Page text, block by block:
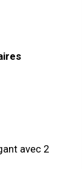
avec 2